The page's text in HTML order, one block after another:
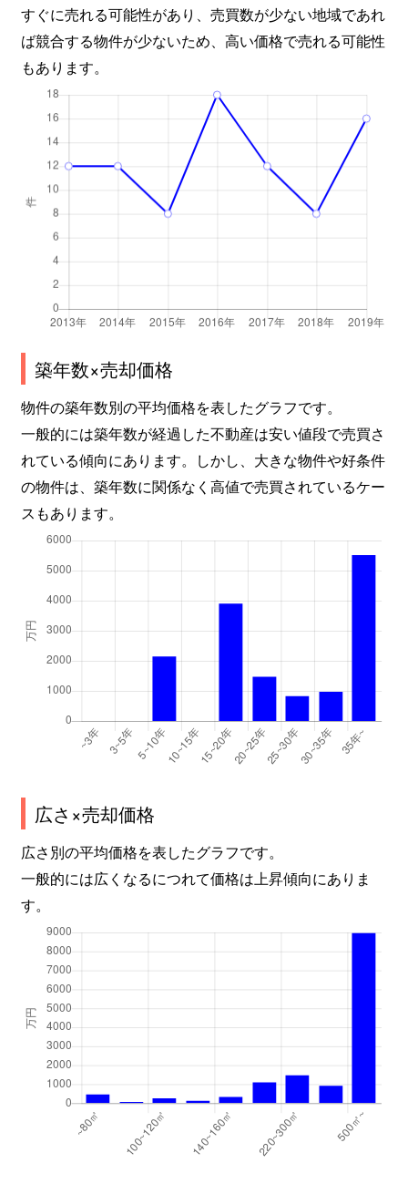
すぐに売れる可能性があり、売買数が少ない地域であれ
ば競合する物件が少ないため、高い価格で売れる可能性
もあります。
築年数×売却価格
物件の築年数別の平均価格を表したグラフです。
一般的には築年数が経過した不動産は安い値段で売買さ
れている傾向にあります。しかし、大きな物件や好条件
の物件は、築年数に関係なく高値で売買されているケー
スもあります。
広さ×売却価格
広さ別の平均価格を表したグラフです。
一般的には広くなるにつれて価格は上昇傾向にありま
す。